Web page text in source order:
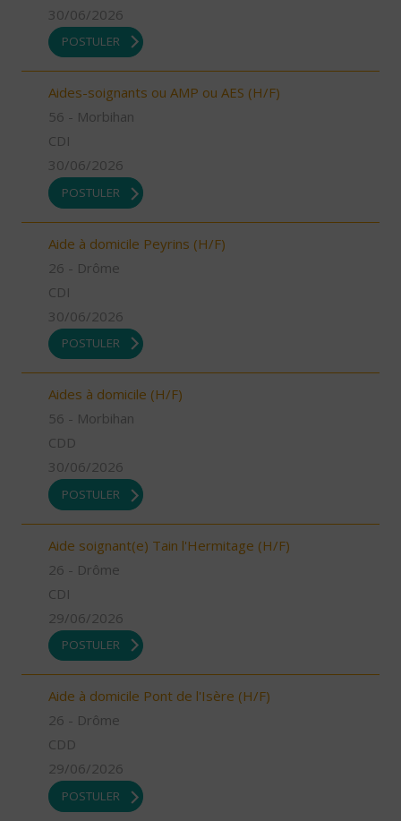
30/06/2026
POSTULER
Aides-soignants ou AMP ou AES (H/F)
56 - Morbihan
CDI
30/06/2026
POSTULER
Aide à domicile Peyrins (H/F)
26 - Drôme
CDI
30/06/2026
POSTULER
Aides à domicile (H/F)
56 - Morbihan
CDD
30/06/2026
POSTULER
Aide soignant(e) Tain l'Hermitage (H/F)
26 - Drôme
CDI
29/06/2026
POSTULER
Aide à domicile Pont de l'Isère (H/F)
26 - Drôme
CDD
29/06/2026
POSTULER